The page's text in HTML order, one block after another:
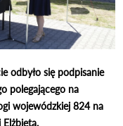
odbyło się podpisanie
polegającego na
wojewódzkiej 824 na